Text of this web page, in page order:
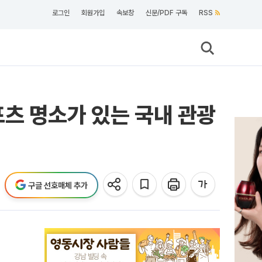
로그인 회원가입 속보창 신문/PDF 구독 RSS
명소가 있는 국내 관광
구글 선호매체 추가